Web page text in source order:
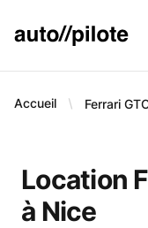
AUTO PILOTE
Accueil Ferrari
Location
à Nice